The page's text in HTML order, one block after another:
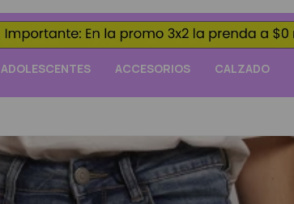
ADOLESCENTES ACCESORIOS CALZADO